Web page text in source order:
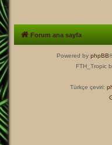
Forum ana sayfa
Powered by phpBB
FTH_Tropic
Türkçe çeviri: